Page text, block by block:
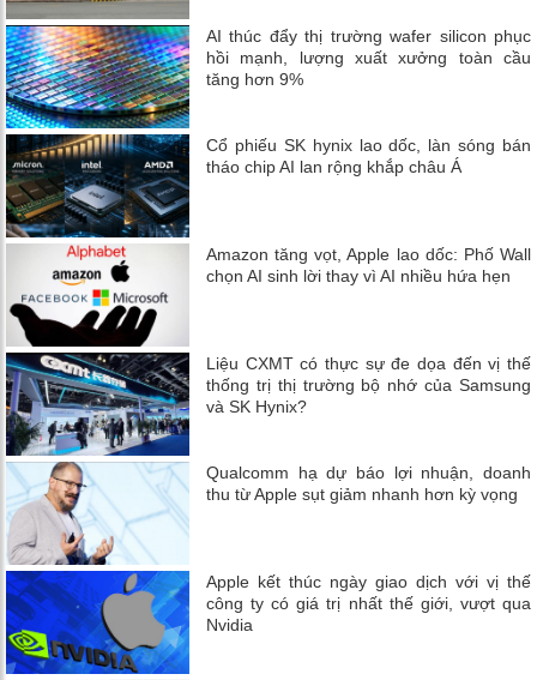
AI thúc đẩy thị trường wafer silicon phục
hồi mạnh, lượng xuất xưởng toàn cầu
tăng hơn 9%
Cổ phiếu SK hynix lao dốc, làn sóng bán
tháo chip AI lan rộng khắp châu Á
Amazon tăng vọt, Apple lao dốc: Phố Wall
chọn AI sinh lời thay vì AI nhiều hứa hẹn
Liệu CXMT có thực sự đe dọa đến vị thế
thống trị thị trường bộ nhớ của Samsung
và SK Hynix?
Qualcomm hạ dự báo lợi nhuận, doanh
thu từ Apple sụt giảm nhanh hơn kỳ vọng
Apple kết thúc ngày giao dịch với vị thế
công ty có giá trị nhất thế giới, vượt qua
Nvidia